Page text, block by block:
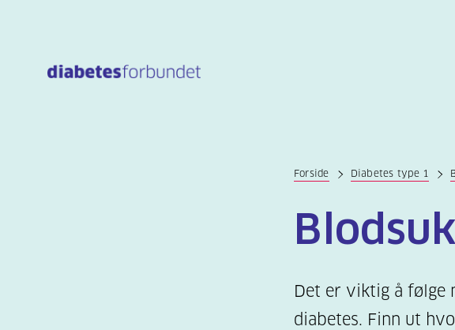
Forside Diabetes type 1
Det er viktig å følge
diabetes. Finn ut